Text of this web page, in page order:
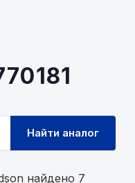
Найти аналог
найдено 7